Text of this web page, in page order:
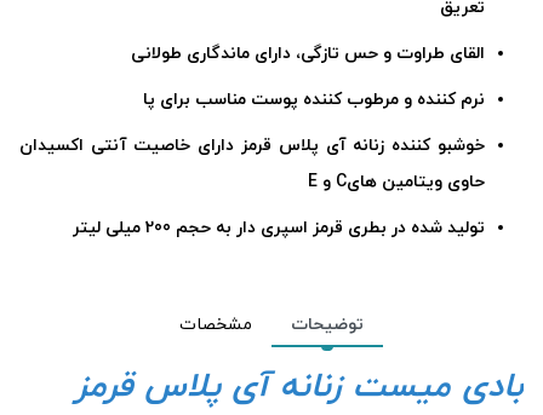
تعریق
القای طراوت و حس تازگی، دارای ماندگاری طولانی
نرم کننده و مرطوب کننده پوست مناسب برای پا
خوشبو کننده زنانه آی پلاس قرمز دارای خاصیت آنتی اکسیدان
حاوی ویتامین هایC و E
تولید شده در بطری قرمز اسپری دار به حجم 200 میلی لیتر
توضیحات مشخصات
بادی میست زنانه آی پلاس قرمز